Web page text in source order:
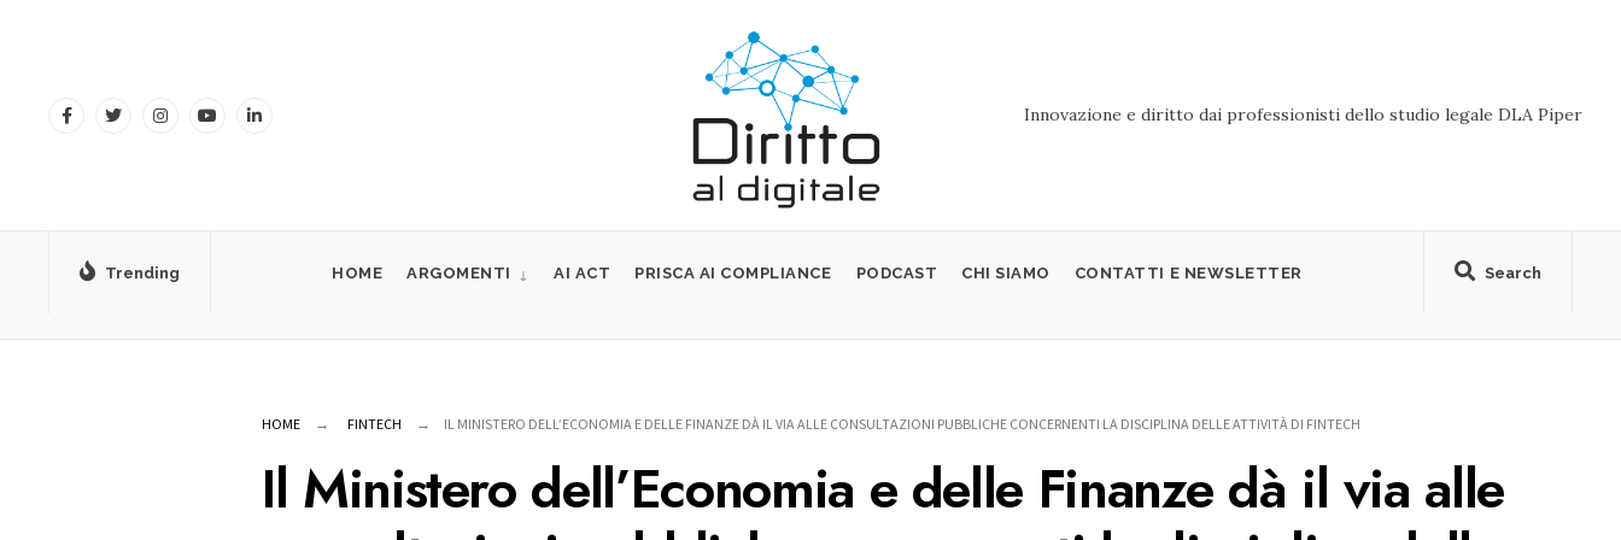
Innovazione e diritto dai professionisti dello studio legale DLA Piper
Trending Search
HOME ARGOMENTI AI ACT PRISCA AI COMPLIANCE PODCAST CHI SIAMO CONTATTI E NEWSLETTER
HOME FINTECH IL MINISTERO DELL’ECONOMIA E DELLE FINANZE DÀ IL VIA ALLE CONSULTAZIONI PUBBLICHE CONCERNENTI LA DISCIPLINA DELLE ATTIVITÀ DI FINTECH
Il Ministero dell’Economia e delle Finanze dà il via alle